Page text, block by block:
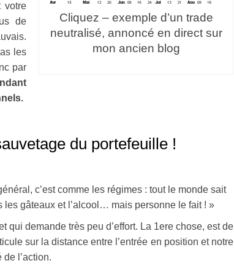
Cliquez – exemple d’un trade
neutralisé, annoncé en direct sur
mon ancien blog
votre
de
les
par
du portefeuille !
c’est comme les régimes : tout le monde sait
les gâteaux et l’alcool… mais personne le fait ! »
qui demande très peu d’effort. La 1ere chose, est de
sur la distance entre l’entrée en position et notre
l’action.